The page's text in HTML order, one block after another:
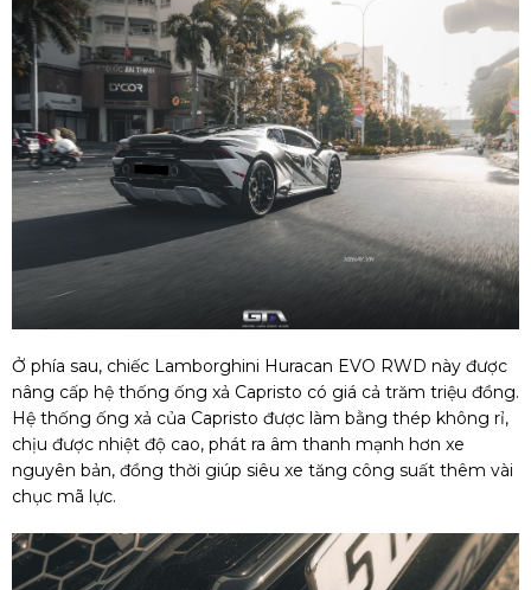
Ở phía sau, chiếc Lamborghini Huracan EVO RWD này được
nâng cấp hệ thống ống xả Capristo có giá cả trăm triệu đồng.
Hệ thống ống xả của Capristo được làm bằng thép không rỉ,
chịu được nhiệt độ cao, phát ra âm thanh mạnh hơn xe
nguyên bản, đồng thời giúp siêu xe tăng công suất thêm vài
chục mã lực.